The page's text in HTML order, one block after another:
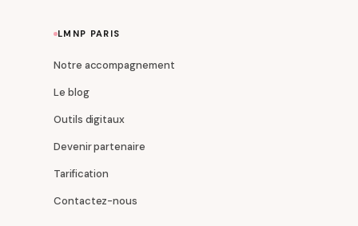
LMNP PARIS
Notre accompagnement
Le blog
Outils digitaux
Devenir partenaire
Tarification
Contactez-nous